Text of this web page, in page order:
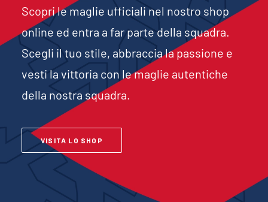
Scopri le maglie ufficiali nel nostro shop
online ed entra a far parte della squadra.
Scegli il tuo stile, abbraccia la passione e
vesti la vittoria con le maglie autentiche
della nostra squadra.
VISITA LO SHOP